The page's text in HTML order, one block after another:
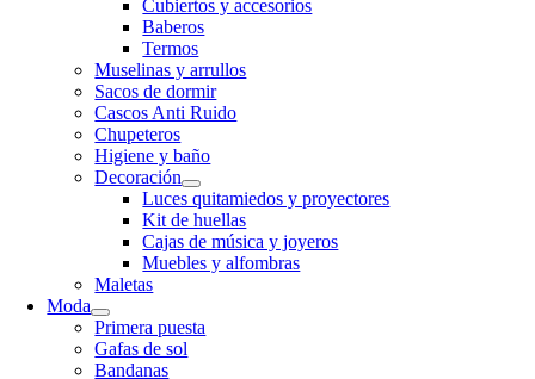
Cubiertos y accesorios
Baberos
Termos
Muselinas y arrullos
Sacos de dormir
Cascos Anti Ruido
Chupeteros
Higiene y baño
Decoración
Luces quitamiedos y proyectores
Kit de huellas
Cajas de música y joyeros
Muebles y alfombras
Maletas
Moda
Primera puesta
Gafas de sol
Bandanas